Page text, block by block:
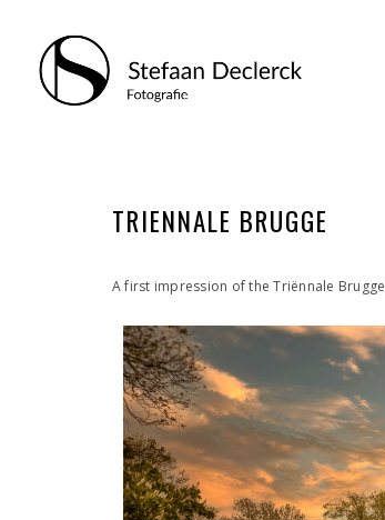
TRIENNALE BRUGGE
A first impression of the Triënnale Brugge